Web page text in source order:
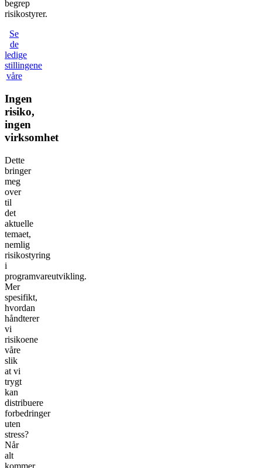
begrep
risikostyrer.
Se
de
ledige
stillingene
våre
Ingen
risiko,
ingen
virksomhet
Dette
bringer
meg
over
til
det
aktuelle
temaet,
nemlig
risikostyring
i
programvareutvikling.
Mer
spesifikt,
hvordan
håndterer
vi
risikoene
våre
slik
at vi
trygt
kan
distribuere
forbedringer
uten
stress?
Når
alt
kommer